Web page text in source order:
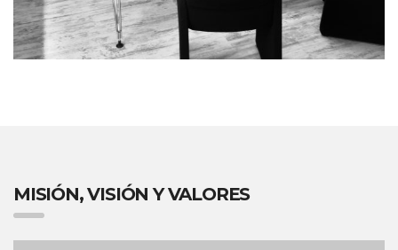
MISIÓN, VISIÓN Y VALORES